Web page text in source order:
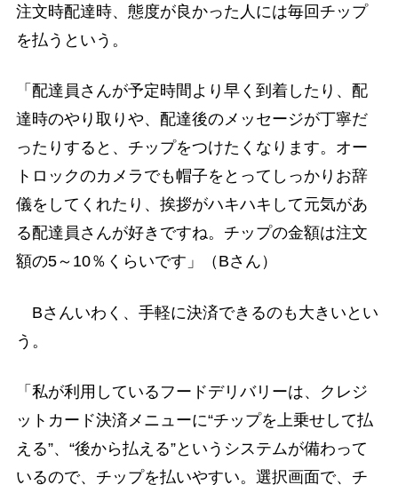
注文時配達時、態度が良かった人には毎回チップ
を払うという。
「配達員さんが予定時間より早く到着したり、配
達時のやり取りや、配達後のメッセージが丁寧だ
ったりすると、チップをつけたくなります。オー
トロックのカメラでも帽子をとってしっかりお辞
儀をしてくれたり、挨拶がハキハキして元気があ
る配達員さんが好きですね。チップの金額は注文
額の5～10％くらいです」（Bさん）
Bさんいわく、手軽に決済できるのも大きいとい
う。
「私が利用しているフードデリバリーは、クレジ
ットカード決済メニューに“チップを上乗せして払
える”、“後から払える”というシステムが備わって
いるので、チップを払いやすい。選択画面で、チ